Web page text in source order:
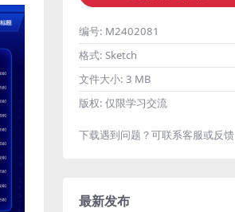
编号: M2402081
格式: Sketch
文件大小: 3 MB
版权: 仅限学习交流
下载遇到问题？可联系客服或反馈
最新发布